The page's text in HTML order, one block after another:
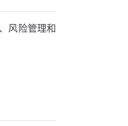
风险管理和